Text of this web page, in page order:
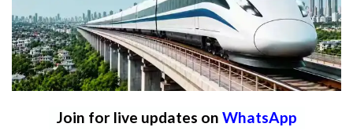
Join for live updates on WhatsApp